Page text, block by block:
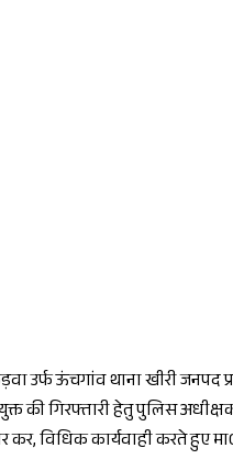
ऊंचगांव थाना खीरी जनपद
की गिरफ्तारी हेतु पुलिस
विधिक कार्यवाही करते हुए